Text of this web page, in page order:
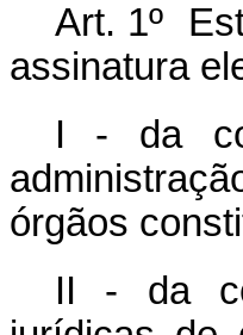
Art. 1º
assinatura
I - da
órgãos
II - da